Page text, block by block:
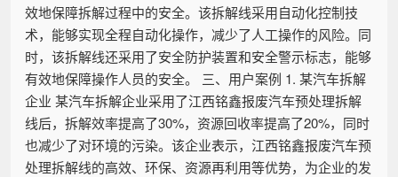
效地保障拆解过程中的安全。该拆解线采用自动化控制技
术，能够实现全程自动化操作，减少了人工操作的风险。同
时，该拆解线还采用了安全防护装置和安全警示标志，能够
有效地保障操作人员的安全。 三、用户案例 1. 某汽车拆解
企业 某汽车拆解企业采用了江西铭鑫报废汽车预处理拆解
线后，拆解效率提高了30%，资源回收率提高了20%，同时
也减少了对环境的污染。该企业表示，江西铭鑫报废汽车预
处理拆解线的高效、环保、资源再利用等优势，为企业的发